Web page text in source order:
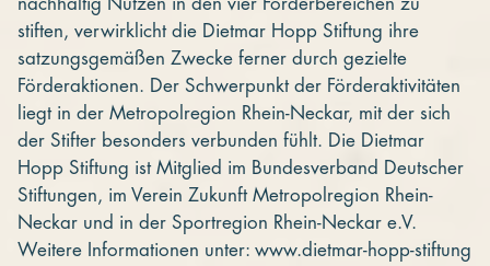
nachhaltig Nutzen in den vier Förderbereichen zu
stiften, verwirklicht die Dietmar Hopp Stiftung ihre
satzungsgemäßen Zwecke ferner durch gezielte
Förderaktionen. Der Schwerpunkt der Förderaktivitäten
liegt in der Metropolregion Rhein-Neckar, mit der sich
der Stifter besonders verbunden fühlt. Die Dietmar
Hopp Stiftung ist Mitglied im Bundesverband Deutscher
Stiftungen, im Verein Zukunft Metropolregion Rhein-
Neckar und in der Sportregion Rhein-Neckar e.V.
Weitere Informationen unter: www.dietmar-hopp-stiftung